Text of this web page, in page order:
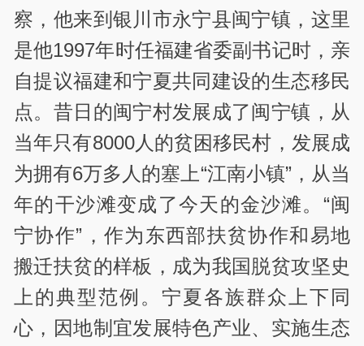
察，他来到银川市永宁县闽宁镇，这里
是他1997年时任福建省委副书记时，亲
自提议福建和宁夏共同建设的生态移民
点。昔日的闽宁村发展成了闽宁镇，从
当年只有8000人的贫困移民村，发展成
为拥有6万多人的塞上“江南小镇”，从当
年的干沙滩变成了今天的金沙滩。“闽
宁协作”，作为东西部扶贫协作和易地
搬迁扶贫的样板，成为我国脱贫攻坚史
上的典型范例。宁夏各族群众上下同
心，因地制宜发展特色产业、实施生态